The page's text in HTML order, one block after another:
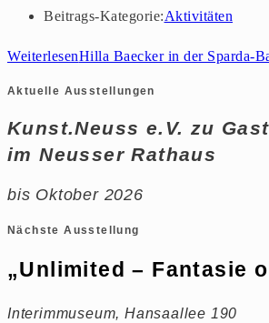
Beitrags-Kategorie:Aktivitäten
WeiterlesenHilla Baecker in der Sparda-
Aktuelle Ausstellungen
Kunst.Neuss e.V. zu Gast
im Neusser Rathaus
bis Oktober 2026
Nächste Ausstellung
„Unlimited – Fantasie
Interimmuseum, Hansaallee 190